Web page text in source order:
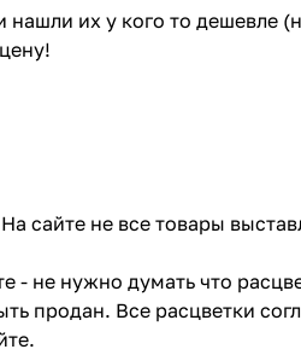
нашли их у кого то
сайте не все товары
- не нужно думать что
продан. Все расцветки